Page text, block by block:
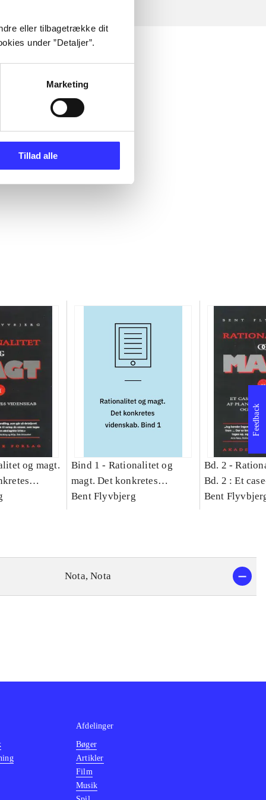
eller tilbagetrække dit
under ”Detaljer”.
Marketing
Tillad alle
og magt.
Bind 1 - Rationalitet og
magt. Det konkretes
videnskab. Bind 1
Bent Flyvbjerg
Bd. 2 -
Bd. 2 : Et
studie af
Bent
Nota, Nota
Feedback
Afdelinger
Bøger
Artikler
Film
Musik